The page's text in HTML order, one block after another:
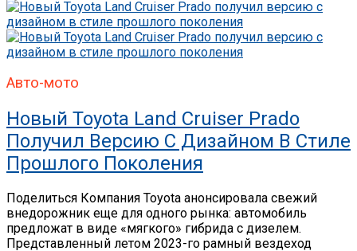
Авто-мото
Новый Toyota Land Cruiser Prado
Получил Версию С Дизайном В Стиле
Прошлого Поколения
Поделиться Компания Toyota анонсировала свежий
внедорожник еще для одного рынка: автомобиль
предложат в виде «мягкого» гибрида с дизелем.
Представленный летом 2023-го рамный вездеход